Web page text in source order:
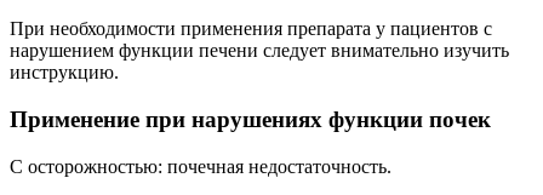
При необходимости применения препарата у пациентов с
нарушением функции печени следует внимательно изучить
инструкцию.
Применение при нарушениях функции почек
C осторожностью: почечная недостаточность.